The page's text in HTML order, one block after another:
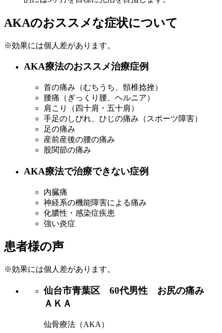
AKAのおススメな症状について
※効果には個人差があります。
AKA療法のおススメ治療症例
首の痛み（むちうち、頸椎捻挫）
腰痛（ぎっくり腰、ヘルニア）
肩こり（四十肩・五十肩）
手足のしびれ、ひじの痛み（スポーツ障害）
足の痛み
産前産後の腰の痛み
股関節の痛み
AKA療法で治療できない症例
内臓痛
神経系の機能障害による痛み
化膿性・感染症疾患
強い炎症
患者様の声
※効果には個人差があります。
仙台市青葉区 60代男性 お尻の痛み
ＡＫＡ
仙骨療法（AKA）